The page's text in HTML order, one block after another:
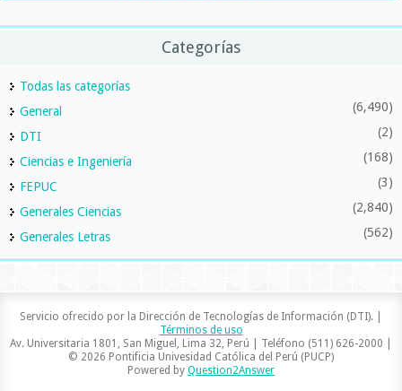
Categorías
Todas las categorías
General
(6,490)
DTI (2)
Ciencias e Ingeniería (168)
FEPUC (3)
Generales Ciencias (2,840)
Generales Letras (562)
Servicio ofrecido por la Dirección de Tecnologías de Información (DTI). |
Términos de uso
Av. Universitaria 1801, San Miguel, Lima 32, Perú | Teléfono (511) 626-2000 |
© 2026 Pontificia Univesidad Católica del Perú (PUCP)
Powered by Question2Answer